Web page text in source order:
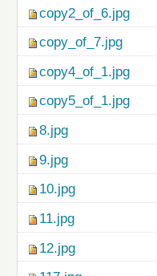
copy2_of_6.jpg
copy_of_7.jpg
copy4_of_1.jpg
copy5_of_1.jpg
8.jpg
9.jpg
10.jpg
11.jpg
12.jpg